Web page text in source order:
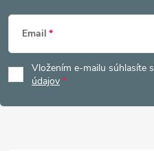
Z
á
p
Email
Vložením e-mailu súhlasíte s
údajov